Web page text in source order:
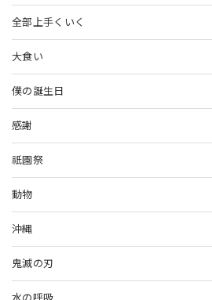
全部上手くいく
大食い
僕の誕生日
感謝
祇園祭
動物
沖縄
鬼滅の刃